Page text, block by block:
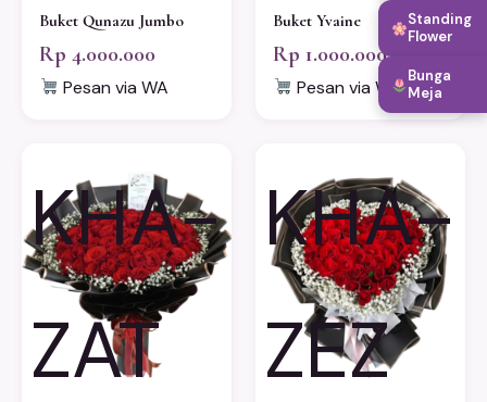
Buket Qunazu Jumbo
Rp 4.000.000
Pesan via WA
Buket Yvaine
Rp 1.000.000
Pesan via WA
KHA-
ZAT
KHA-
ZEZ
Standing
Flower
Bunga
Meja